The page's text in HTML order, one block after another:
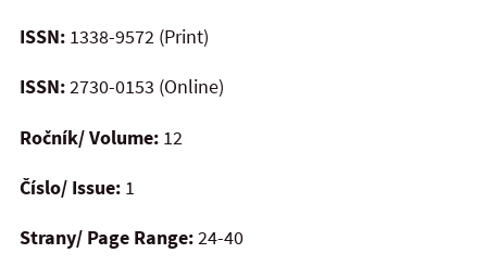
ISSN: 1338-9572 (Print)
ISSN:2730-0153 (Online)
Ročník/ Volume: 12
Číslo/ Issue: 1
Strany/ Page Range:24-40